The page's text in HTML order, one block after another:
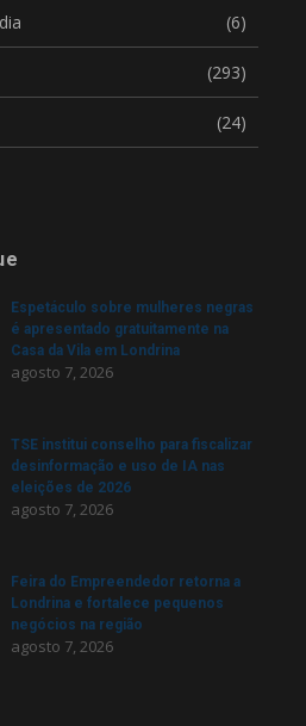
(6)
(293)
(24)
Espetáculo sobre mulheres negras
é apresentado gratuitamente na
Casa da Vila em Londrina
agosto 7, 2026
TSE institui conselho para fiscalizar
desinformação e uso de IA nas
eleições de 2026
agosto 7, 2026
Feira do Empreendedor retorna a
Londrina e fortalece pequenos
negócios na região
agosto 7, 2026